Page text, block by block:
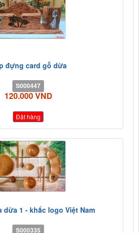
đựng card gỗ dừa
S000447
120.000 VND
Đặt hàng
dừa 1 - khắc logo Việt Nam
S000335